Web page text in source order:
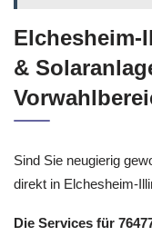
&
Sind Sie neugierig
direkt in Elchesheim-
Die Services für